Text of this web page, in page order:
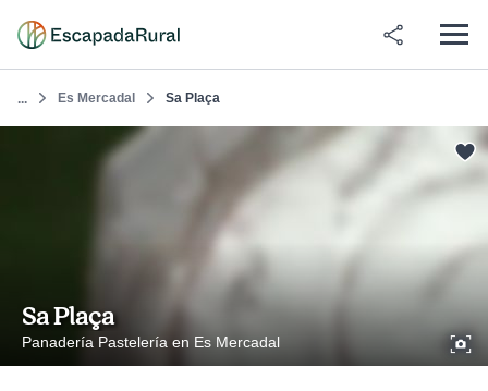
... Es Mercadal Sa Plaça
Sa Plaça
Panadería Pastelería en Es Mercadal